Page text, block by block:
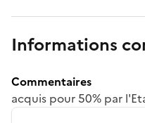
Informations
Commentaires
acquis pour 50% par